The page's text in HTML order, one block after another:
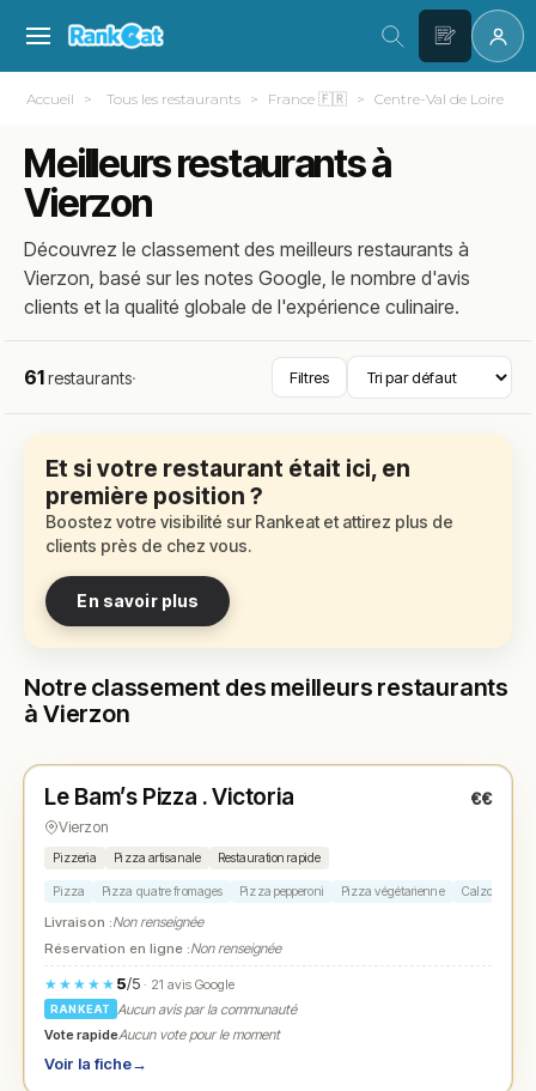
Accueil Tous les restaurants France 🇫🇷 Centre-Val de Loire
Meilleurs restaurants à
Vierzon
Découvrez le classement des meilleurs restaurants à
Vierzon, basé sur les notes Google, le nombre d'avis
clients et la qualité globale de l'expérience culinaire.
61restaurants· Filtres
Et si votre restaurant était ici, en
première position ?
Boostez votre visibilité sur Rankeat et attirez plus de
clients près de chez vous.
En savoir plus
Notre classement des meilleurs restaurants
à Vierzon
★ N° 1
Le Bam’s Pizza . Victoria €€
Vierzon
Pizzeria Pizza artisanale Restauration rapide
Pizza Pizza quatre fromages Pizza pepperoni Pizza végétarienne Calzone
Livraison :Non renseignée
Réservation en ligne :Non renseignée
★★★★★ 5/5· 21 avis Google
RANKEAT
Aucun avis par la communauté
Vote rapideAucun vote pour le moment
Voir la fiche→